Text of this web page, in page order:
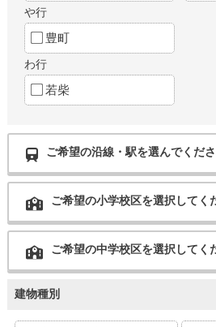
や行
豊町
わ行
若柴
ご希望の沿線・駅を選んでくだ
ご希望の小学校区を選択してく
ご希望の中学校区を選択してく
建物種別